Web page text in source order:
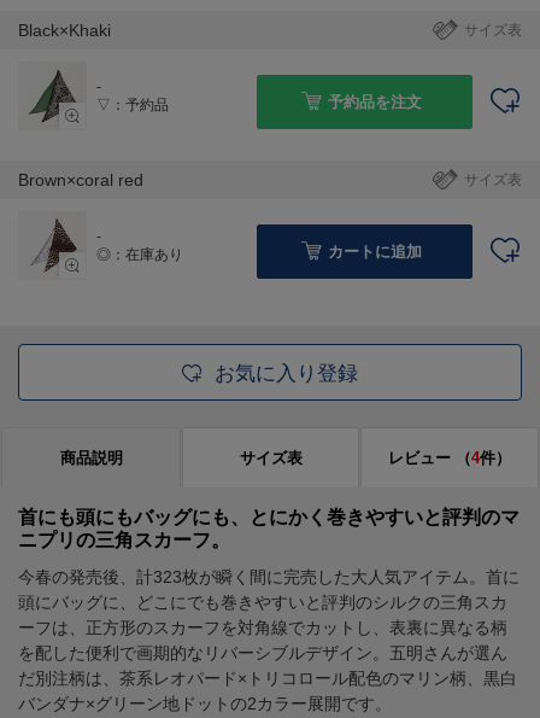
サイズ表
Black×Khaki
-
▽：予約品
予約品を注文
サイズ表
Brown×coral red
-
◎：在庫あり
カートに追加
お気に入り登録
商品説明 サイズ表 レビュー （4件）
首にも頭にもバッグにも、とにかく巻きやすいと評判のマ
ニプリの三角スカーフ。
今春の発売後、計323枚が瞬く間に完売した大人気アイテム。首に
頭にバッグに、どこにでも巻きやすいと評判のシルクの三角スカ
ーフは、正方形のスカーフを対角線でカットし、表裏に異なる柄
を配した便利で画期的なリバーシブルデザイン。五明さんが選ん
だ別注柄は、茶系レオパード×トリコロール配色のマリン柄、黒白
バンダナ×グリーン地ドットの2カラー展開です。